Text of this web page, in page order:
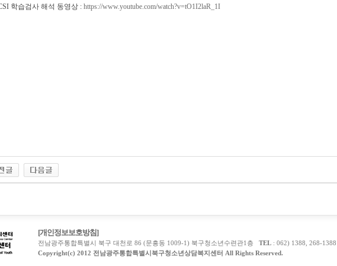
학습검사 해석 동영상 : https://www.youtube.com/watch?v=tO1I2laR_1I
[개인정보보호방침]
전남광주통합특별시 북구 대천로 86 (문흥동 1009-1) 북구청소년수련관1층 TEL: 062) 1388, 268-1388
Copyright(c) 2012 전남광주통합특별시북구청소년상담복지센터 All Rights Reserved.